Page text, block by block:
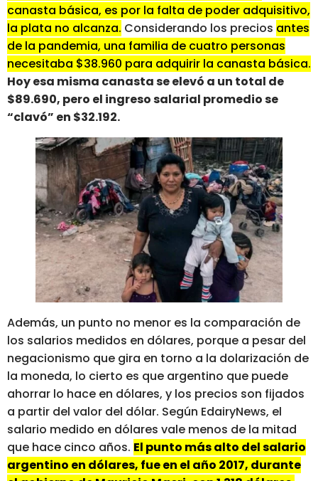
canasta básica, es por la falta de poder adquisitivo,
la plata no alcanza. Considerando los precios antes
de la pandemia, una familia de cuatro personas
necesitaba $38.960 para adquirir la canasta básica.
Hoy esa misma canasta se elevó a un total de
$89.690, pero el ingreso salarial promedio se
“clavó” en $32.192.
Además, un punto no menor es la comparación de
los salarios medidos en dólares, porque a pesar del
negacionismo que gira en torno a la dolarización de
la moneda, lo cierto es que argentino que puede
ahorrar lo hace en dólares, y los precios son fijados
a partir del valor del dólar. Según EdairyNews, el
salario medido en dólares vale menos de la mitad
que hace cinco años. El punto más alto del salario
argentino en dólares, fue en el año 2017, durante